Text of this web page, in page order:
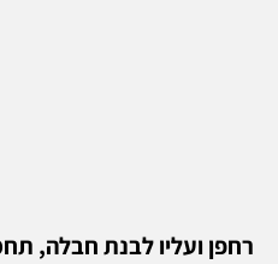
רחפן ועליו לבנת חבלה,